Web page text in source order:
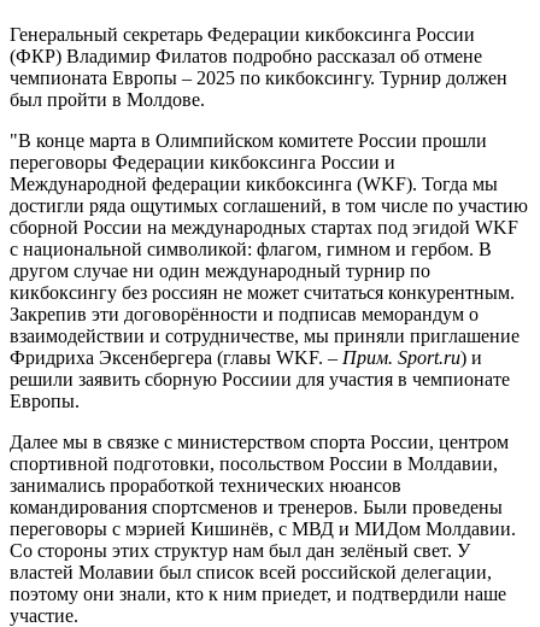
Генеральный секретарь Федерации кикбоксинга России
(ФКР) Владимир Филатов подробно рассказал об отмене
чемпионата Европы – 2025 по кикбоксингу. Турнир должен
был пройти в Молдове.
"В конце марта в Олимпийском комитете России прошли
переговоры Федерации кикбоксинга России и
Международной федерации кикбоксинга (WKF). Тогда мы
достигли ряда ощутимых соглашений, в том числе по участию
сборной России на международных стартах под эгидой WKF
с национальной символикой: флагом, гимном и гербом. В
другом случае ни один международный турнир по
кикбоксингу без россиян не может считаться конкурентным.
Закрепив эти договорённости и подписав меморандум о
взаимодействии и сотрудничестве, мы приняли приглашение
Фридриха Эксенбергера (главы WKF. – Прим. Sport.ru) и
решили заявить сборную Россиии для участия в чемпионате
Европы.
Далее мы в связке с министерством спорта России, центром
спортивной подготовки, посольством России в Молдавии,
занимались проработкой технических нюансов
командирования спортсменов и тренеров. Были проведены
переговоры с мэрией Кишинёв, с МВД и МИДом Молдавии.
Со стороны этих структур нам был дан зелёный свет. У
властей Молавии был список всей российской делегации,
поэтому они знали, кто к ним приедет, и подтвердили наше
участие.